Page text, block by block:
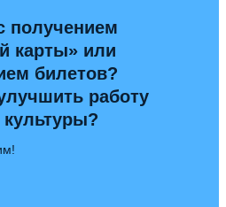
получением
карты» или
билетов?
работу